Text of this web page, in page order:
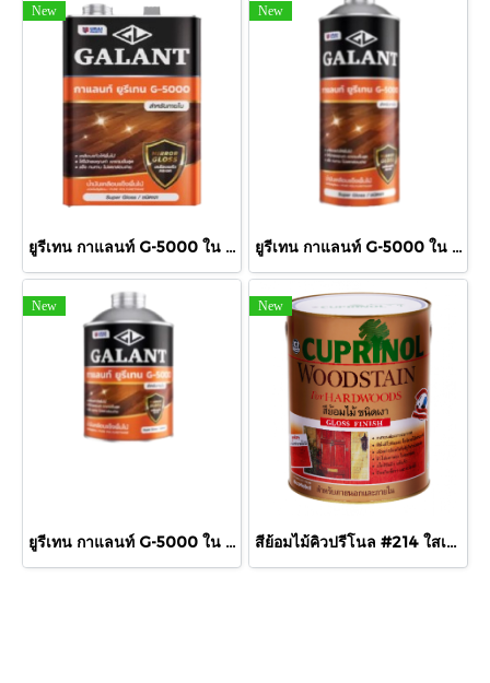
New
ยูรีเทน กาแลนท์ G-5000 ใน กล.
New
ยูรีเทน กาแลนท์ G-5000 ใน 875cc.
New
ยูรีเทน กาแลนท์ G-5000 ใน 460cc.
New
สีย้อมไม้คิวปรีโนล #214 ใสเงา 1/4 กล.